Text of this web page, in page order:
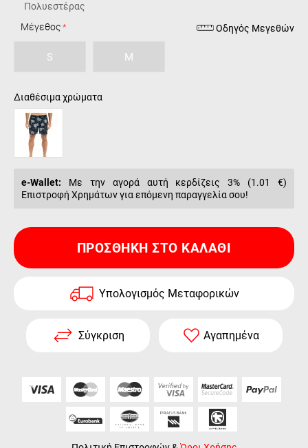
Πολυεστέρας
Οδηγός Μεγεθών
Μέγεθος
S M
Διαθέσιμα χρώματα
e-Wallet: Με την αγορά αυτή κερδίζεις 3% (1.01 €)
Επιστροφή Χρημάτων για επόμενη παραγγελία σου!
ΠΡΟΣΘΉΚΗ ΣΤΟ ΚΑΛΆΘΙ
Υπολογισμός Μεταφορικών
Σύγκριση Αγαπημένα